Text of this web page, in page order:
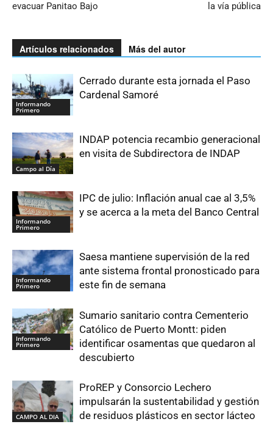
evacuar Panitao Bajo la vía pública
Artículos relacionados Más del autor
Informando
Primero
Cerrado durante esta jornada el Paso
Cardenal Samoré
Campo al Día
INDAP potencia recambio generacional
en visita de Subdirectora de INDAP
Informando
Primero
IPC de julio: Inflación anual cae al 3,5%
y se acerca a la meta del Banco Central
Informando
Primero
Saesa mantiene supervisión de la red
ante sistema frontal pronosticado para
este fin de semana
Informando
Primero
Sumario sanitario contra Cementerio
Católico de Puerto Montt: piden
identificar osamentas que quedaron al
descubierto
CAMPO AL DIA
ProREP y Consorcio Lechero
impulsarán la sustentabilidad y gestión
de residuos plásticos en sector lácteo